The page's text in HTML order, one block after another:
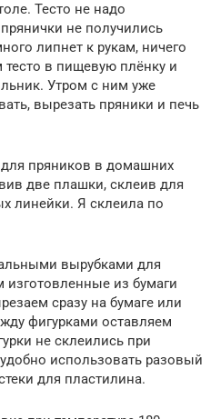
Тесто не надо
не получились
липнет к рукам, ничего
в пищевую плёнку и
Утром с ним уже
вырезать пряники и печь
для пряников в домашних
две плашки, склеив для
линейки. Я склеила по
вырубками для
изготовленные из бумаги
сразу на бумаге или
фигурками оставляем
не склеились при
использовать разовый
для пластилина.